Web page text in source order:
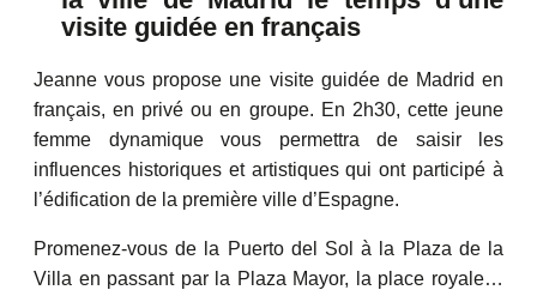
visite guidée en français
Jeanne vous propose une visite guidée de Madrid en
français, en privé ou en groupe. En 2h30, cette jeune
femme dynamique vous permettra de saisir les
influences historiques et artistiques qui ont participé à
l’édification de la première ville d’Espagne.
Promenez-vous de la Puerto del Sol à la Plaza de la
Villa en passant par la Plaza Mayor, la place royale…